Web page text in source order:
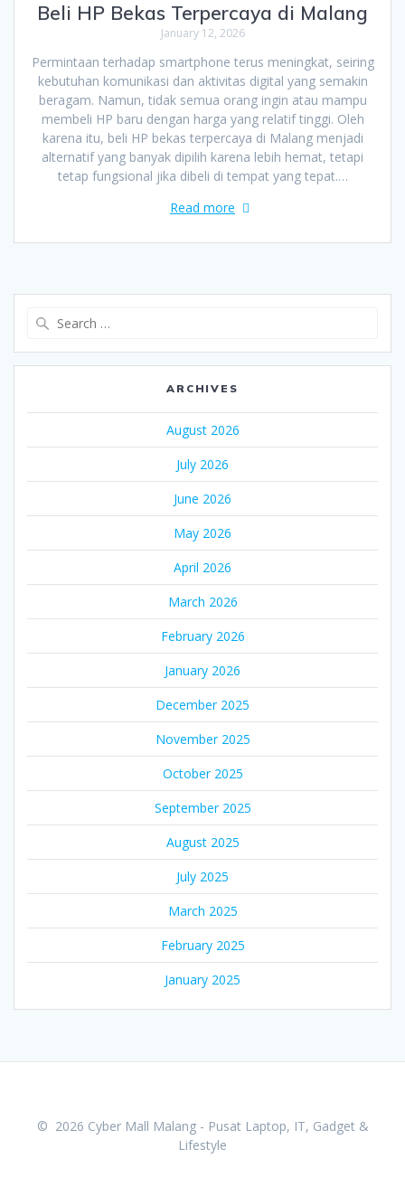
Beli HP Bekas Terpercaya di Malang
January 12, 2026
Permintaan terhadap smartphone terus meningkat, seiring
kebutuhan komunikasi dan aktivitas digital yang semakin
beragam. Namun, tidak semua orang ingin atau mampu
membeli HP baru dengan harga yang relatif tinggi. Oleh
karena itu, beli HP bekas terpercaya di Malang menjadi
alternatif yang banyak dipilih karena lebih hemat, tetapi
tetap fungsional jika dibeli di tempat yang tepat.…
Read more
ARCHIVES
August 2026
July 2026
June 2026
May 2026
April 2026
March 2026
February 2026
January 2026
December 2025
November 2025
October 2025
September 2025
August 2025
July 2025
March 2025
February 2025
January 2025
© 2026 Cyber Mall Malang - Pusat Laptop, IT, Gadget &
Lifestyle